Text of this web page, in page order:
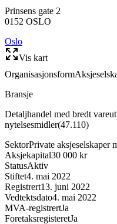
Prinsens gate 2
0152 OSLO
Oslo
Vis kart
Organisasjonsform
Bransje
Detaljhandel med bredt
nytelsesmidler(47.110)
SektorPrivate aksjeselskaper
Aksjekapital30 000 kr
StatusAktiv
Stiftet4. mai 2022
Registrert13. juni 2022
Vedtektsdato4. mai 2022
MVA-registrertJa
ForetaksregisteretJa